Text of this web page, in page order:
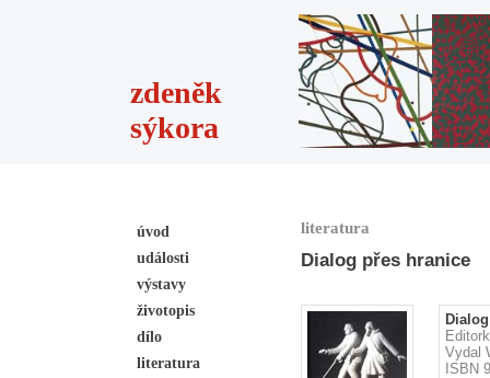
zdeněk
sýkora
úvod
události
výstavy
životopis
dílo
literatura
literatura
Dialog přes hranice
Vydal
ISBN